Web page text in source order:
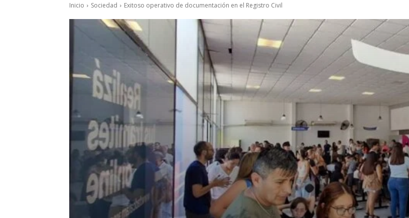
Inicio Sociedad Exitoso operativo de documentación en el Registro Civil